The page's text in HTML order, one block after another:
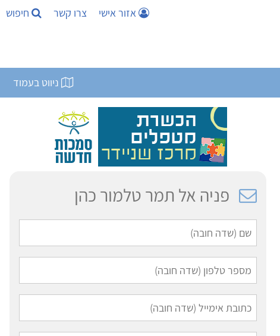
אזור אישי צרו קשר חיפוש
ניווט בעמוד
פניה אל תמר טלמור כהן